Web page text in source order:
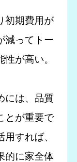
初期費用が
減ってトー
が高い。
には、品質
とが重要で
すれば、
的に家全体